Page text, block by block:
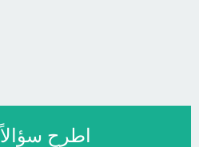
اطرح سؤالاً